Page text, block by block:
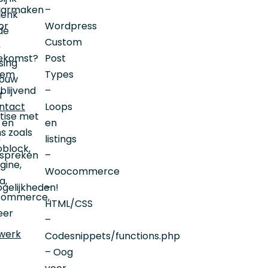
met
zoals
–
Wordpress
Custom
Post
Types
–
Loops
en
listings
–
Woocommerce
–
HTML/CSS
–
Codesnippets/functions.php
– Oog